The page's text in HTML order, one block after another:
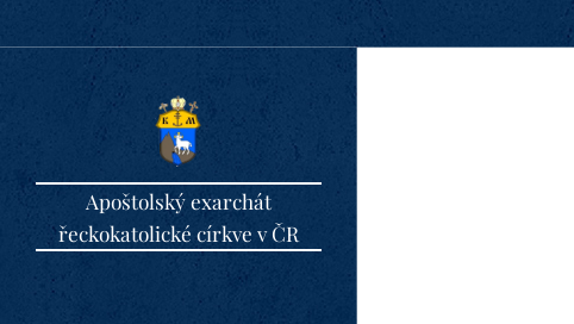
Apoštolský exarchát
řeckokatolické církve v ČR